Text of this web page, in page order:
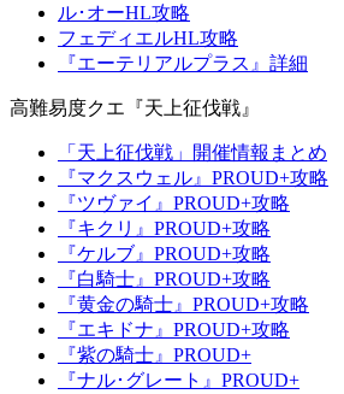
ル･オーHL攻略
フェディエルHL攻略
『エーテリアルプラス』詳細
高難易度クエ『天上征伐戦』
「天上征伐戦」開催情報まとめ
『マクスウェル』PROUD+攻略
『ツヴァイ』PROUD+攻略
『キクリ』PROUD+攻略
『ケルブ』PROUD+攻略
『白騎士』PROUD+攻略
『黄金の騎士』PROUD+攻略
『エキドナ』PROUD+攻略
『紫の騎士』PROUD+
『ナル･グレート』PROUD+